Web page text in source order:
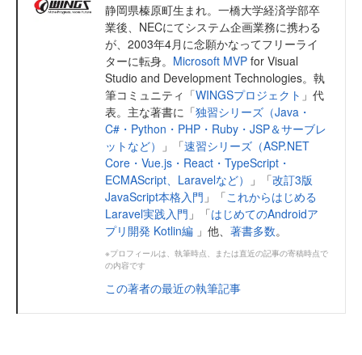
静岡県榛原町生まれ。一橋大学経済学部卒
業後、NECにてシステム企画業務に携わる
が、2003年4月に念願かなってフリーライ
ターに転身。 Microsoft MVP for Visual
Studio and Development Technologies。執
筆コミュニティ「WINGSプロジェクト 」代
表。主な著書に「独習シリーズ（Java・
C#・Python・PHP・Ruby・JSP＆サーブレ
ットなど）
」「速習シリーズ（ASP.NET
Core・Vue.js・React・TypeScript・
ECMAScript、Laravelなど）
」「改訂3版
JavaScript本格入門 」「これからはじめる
Laravel実践入門 」「はじめてのAndroidア
プリ開発 Kotlin編 」他、 著書多数。
※プロフィールは、執筆時点、または直近の記事の寄稿時点で
の内容です
この著者の最近の執筆記事